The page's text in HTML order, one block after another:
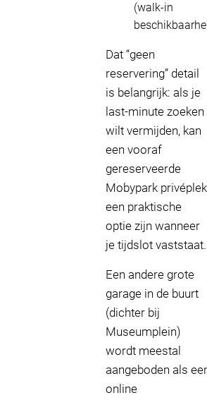
(walk-in
Dat “geen
reservering” detail
is belangrijk: als je
last-minute zoeken
wilt vermijden, kan
een vooraf
gereserveerde
Mobypark privéplek
een praktische
optie zijn wanneer
je tijdslot vaststaat.
Een andere grote
garage in de buurt
(dichter bij
Museumplein)
wordt meestal
aangeboden als
online